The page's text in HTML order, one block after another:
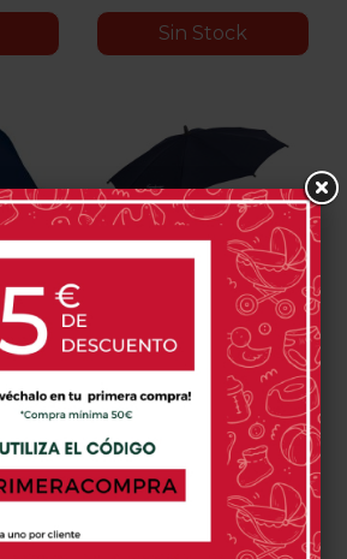
Sin Stock
GingerToffeeAqua
Sombrilla Emmaljunga
59,00 €
Lounge
Navy
0 opinión(es)